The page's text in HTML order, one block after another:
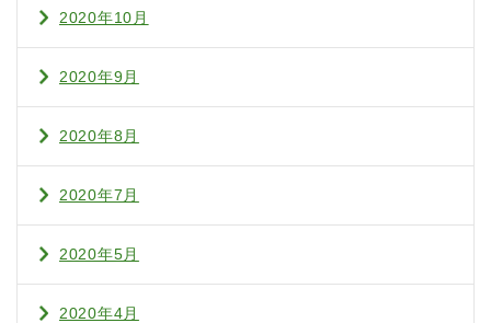
2020年10月
2020年9月
2020年8月
2020年7月
2020年5月
2020年4月